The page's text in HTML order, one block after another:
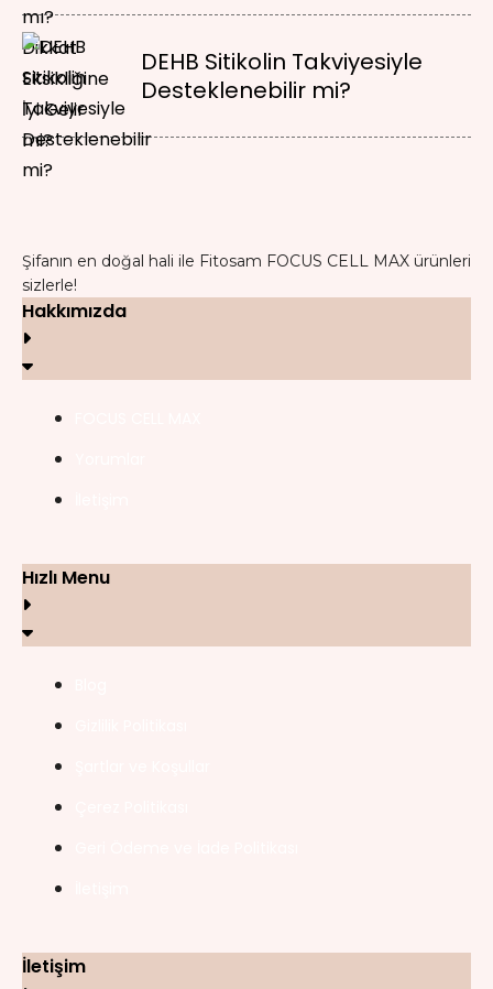
DEHB Sitikolin Takviyesiyle
Desteklenebilir mi?
Şifanın en doğal hali ile Fitosam FOCUS CELL MAX ürünleri
sizlerle!
Hakkımızda
Hızlı Menu
İletişim